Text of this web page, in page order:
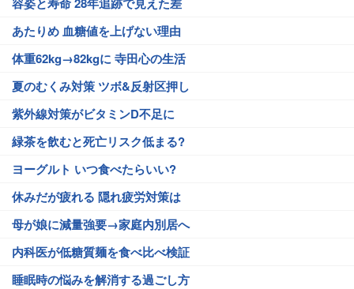
あたりめ 血糖値を上げない理由
体重62kg→82kgに 寺田心の生活
夏のむくみ対策 ツボ&反射区押し
紫外線対策がビタミンD不足に
緑茶を飲むと死亡リスク低まる?
ヨーグルト いつ食べたらいい?
休みだが疲れる 隠れ疲労対策は
母が娘に減量強要→家庭内別居へ
内科医が低糖質麺を食べ比べ検証
睡眠時の悩みを解消する過ごし方